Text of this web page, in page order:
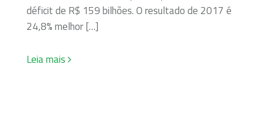
déficit de R$ 159 bilhões. O resultado de 2017 é
24,8% melhor […]
Leia mais